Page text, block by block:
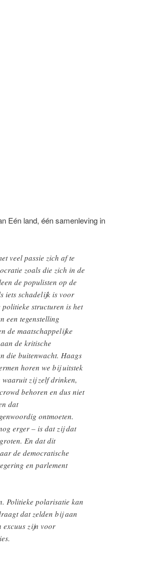
Eén land, één samenleving in
veel passie zich af te
zoals die zich in de
de populisten op de
iets schadelijk is voor
structuren is het
een tegenstelling
de maatschappelijke
de kritische
die buitenwacht. Haags
horen we bij uitstek
zij zelf drinken,
behoren en dus niet
dat
ontmoeten.
erger – is dat zij dat
En dat dit
de democratische
en parlement
Politieke polarisatie kan
dat zelden bij aan
excuus zijn voor